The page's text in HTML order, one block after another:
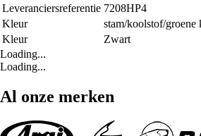
Leveranciersreferentie 7208HP4
Kleur
stam/koolstof/groene
Kleur
Zwart
Loading...
Loading...
Al onze merken